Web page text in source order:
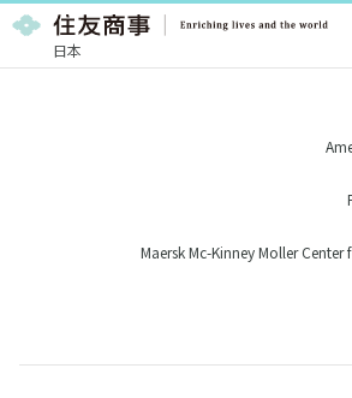
日本
Maersk Mc-Kinney Moller